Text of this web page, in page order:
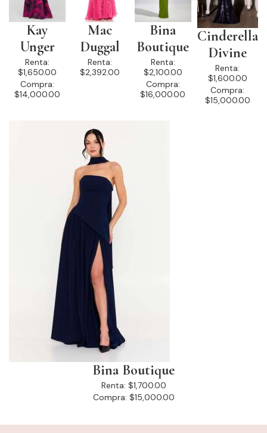
Kay
Unger
Renta:
$1,650.00
Compra:
$14,000.00
Mac
Duggal
Renta:
$2,392.00
Bina
Boutique
Renta:
$2,100.00
Compra:
$16,000.00
Cinderella
Divine
Renta:
$1,600.00
Compra:
$15,000.00
Bina Boutique
Renta: $1,700.00
Compra: $15,000.00